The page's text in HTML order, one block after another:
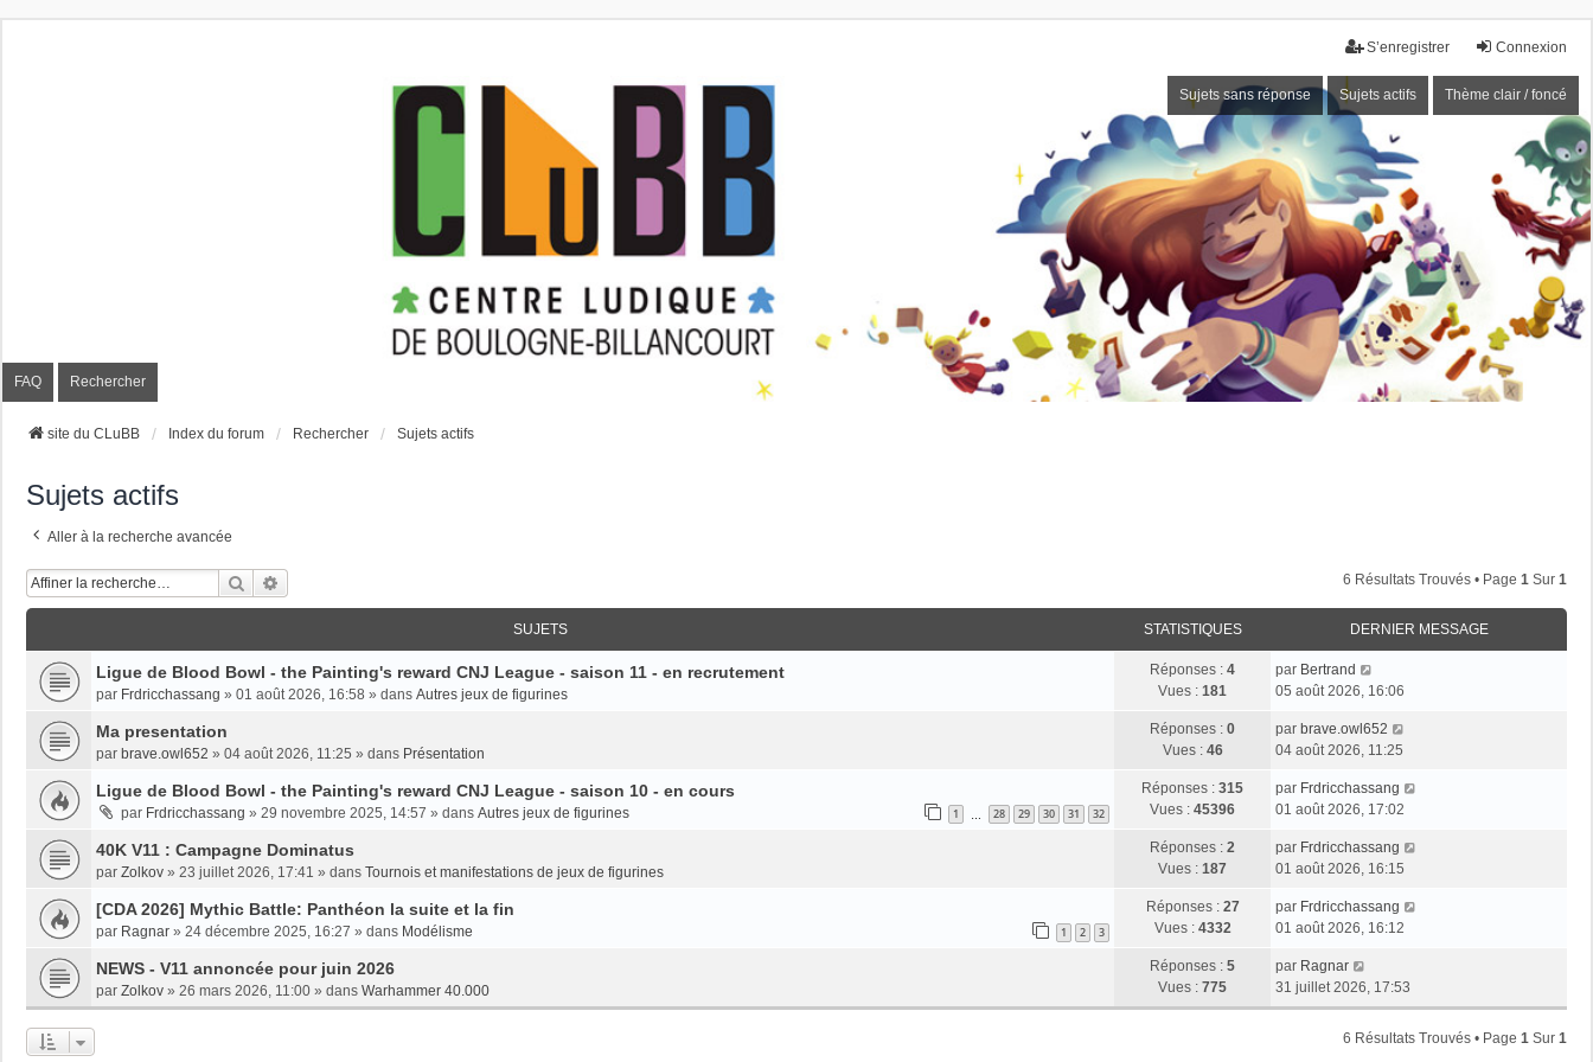
Connexion
S’enregistrer
Sujets sans réponse Sujets actifs Thème clair / foncé
FAQ Rechercher
site du CLuBB Index du forum Rechercher Sujets actifs
Sujets actifs
Aller à la recherche avancée
Rechercher 6 Résultats Trouvés • Page 1 Sur 1
SUJETS STATISTIQUES DERNIER MESSAGE
Ligue de Blood Bowl - the Painting's reward CNJ League - saison 11 - en recrutement
par Frdricchassang » 01 août 2026, 16:58 » dans Autres jeux de figurines
Réponses : 4
Vues : 181
par Bertrand
05 août 2026, 16:06
Ma presentation
par brave.owl652 » 04 août 2026, 11:25 » dans Présentation
Réponses : 0
Vues : 46
par brave.owl652
04 août 2026, 11:25
Ligue de Blood Bowl - the Painting's reward CNJ League - saison 10 - en cours
par Frdricchassang » 29 novembre 2025, 14:57 » dans Autres jeux de figurines 1 28 29 30 31 32
Réponses : 315
Vues : 45396
par Frdricchassang
01 août 2026, 17:02
40K V11 : Campagne Dominatus
par Zolkov » 23 juillet 2026, 17:41 » dans Tournois et manifestations de jeux de figurines
Réponses : 2
Vues : 187
par Frdricchassang
01 août 2026, 16:15
[CDA 2026] Mythic Battle: Panthéon la suite et la fin
par Ragnar » 24 décembre 2025, 16:27 » dans Modélisme 1 2 3
Réponses : 27
Vues : 4332
par Frdricchassang
01 août 2026, 16:12
NEWS - V11 annoncée pour juin 2026
par Zolkov » 26 mars 2026, 11:00 » dans Warhammer 40.000
Réponses : 5
Vues : 775
par Ragnar
31 juillet 2026, 17:53
6 Résultats Trouvés • Page 1 Sur 1